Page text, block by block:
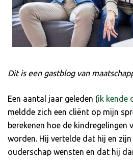
Dit is een gastblog van
Een aantal jaar geleden (ik kende
meldde zich een cliënt op mijn
berekenen hoe de kindregelingen
worden. Hij vertelde dat hij en
ouderschap wensten en dat hij